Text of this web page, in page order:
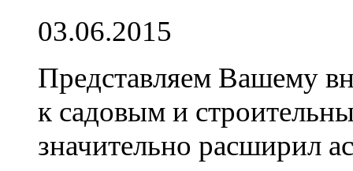
03.06.2015
Представляем Вашему
к садовым и
значительно расширил